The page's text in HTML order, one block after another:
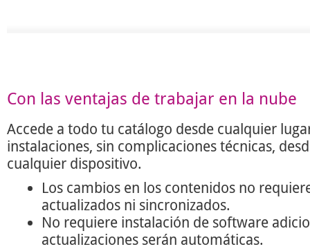
Con las ventajas de trabajar en la nube
Accede a todo tu catálogo desde cualquier
instalaciones, sin complicaciones técnicas,
cualquier dispositivo.
Los cambios en los contenidos no
actualizados ni sincronizados.
No requiere instalación de software
actualizaciones serán automáticas.